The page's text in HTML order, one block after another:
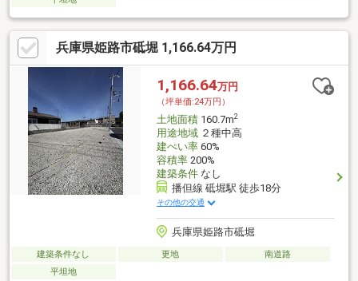
兵庫県姫路市砥堀 1,166.64万円
1,166.64万円
（坪単価:24万円）
土地面積160.7m2
用途地域２種中高
建ぺい率60%
容積率200%
建築条件なし
播但線 砥堀駅 徒歩18分
その他の交通
兵庫県姫路市砥堀
建築条件なし 更地
南道路
平坦地